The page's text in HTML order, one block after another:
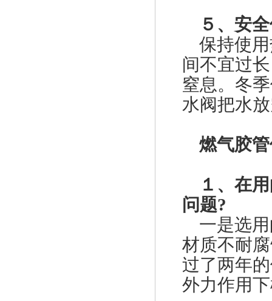
５、安全
保持使用
间不宜过
窒息。冬
水阀把水
燃气胶管
１、在用
问题?
一是选用
材质不耐
过了两年
外力作用